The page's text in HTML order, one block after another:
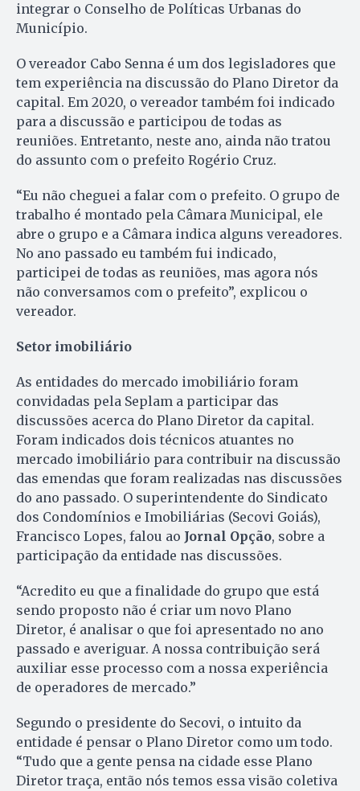
integrar o Conselho de Políticas Urbanas do
Município.
O vereador Cabo Senna é um dos legisladores que
tem experiência na discussão do Plano Diretor da
capital. Em 2020, o vereador também foi indicado
para a discussão e participou de todas as
reuniões. Entretanto, neste ano, ainda não tratou
do assunto com o prefeito Rogério Cruz.
“Eu não cheguei a falar com o prefeito. O grupo de
trabalho é montado pela Câmara Municipal, ele
abre o grupo e a Câmara indica alguns vereadores.
No ano passado eu também fui indicado,
participei de todas as reuniões, mas agora nós
não conversamos com o prefeito”, explicou o
vereador.
Setor imobiliário
As entidades do mercado imobiliário foram
convidadas pela Seplam a participar das
discussões acerca do Plano Diretor da capital.
Foram indicados dois técnicos atuantes no
mercado imobiliário para contribuir na discussão
das emendas que foram realizadas nas discussões
do ano passado. O superintendente do Sindicato
dos Condomínios e Imobiliárias (Secovi Goiás),
Francisco Lopes, falou ao Jornal Opção, sobre a
participação da entidade nas discussões.
“Acredito eu que a finalidade do grupo que está
sendo proposto não é criar um novo Plano
Diretor, é analisar o que foi apresentado no ano
passado e averiguar. A nossa contribuição será
auxiliar esse processo com a nossa experiência
de operadores de mercado.”
Segundo o presidente do Secovi, o intuito da
entidade é pensar o Plano Diretor como um todo.
“Tudo que a gente pensa na cidade esse Plano
Diretor traça, então nós temos essa visão coletiva